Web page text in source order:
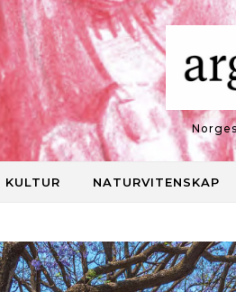
KULTUR NATURVITENSKAP